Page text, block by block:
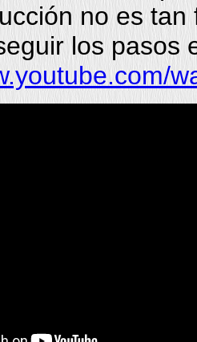
no es
los pasos